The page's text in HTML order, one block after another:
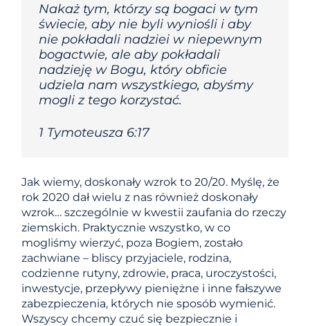
Nakaż tym, którzy są bogaci w tym
świecie, aby nie byli wyniośli i aby
nie pokładali nadziei w niepewnym
bogactwie, ale aby pokładali
nadzieję w Bogu, który obficie
udziela nam wszystkiego, abyśmy
mogli z tego korzystać.
1 Tymoteusza 6:17
Jak wiemy, doskonały wzrok to 20/20. Myślę, że
rok 2020 dał wielu z nas również doskonały
wzrok… szczególnie w kwestii zaufania do rzeczy
ziemskich. Praktycznie wszystko, w co
mogliśmy wierzyć, poza Bogiem, zostało
zachwiane – bliscy przyjaciele, rodzina,
codzienne rutyny, zdrowie, praca, uroczystości,
inwestycje, przepływy pieniężne i inne fałszywe
zabezpieczenia, których nie sposób wymienić.
Wszyscy chcemy czuć się bezpiecznie i